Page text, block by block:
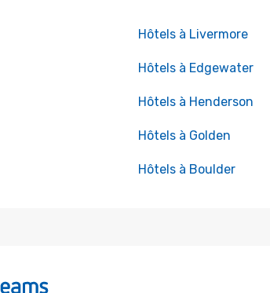
Hôtels à Livermore
Hôtels à Edgewater
Hôtels à Henderson
Hôtels à Golden
Hôtels à Boulder